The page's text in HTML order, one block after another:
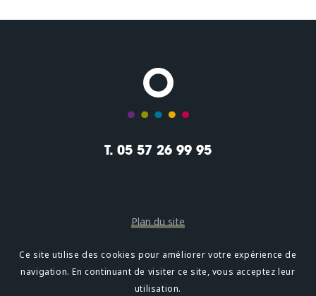
T. 05 57 26 99 95
Plan du site
Mentions légales
Confidentialité
Ce site utilise des cookies pour améliorer votre expérience de
navigation. En continuant de visiter ce site, vous acceptez leur
utilisation.